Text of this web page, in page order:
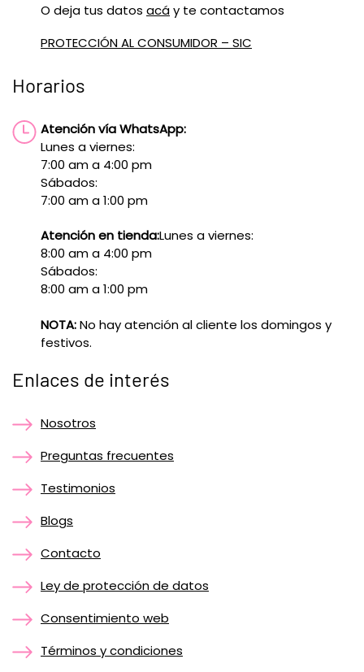
O deja tus datos acáy te contactamos
PROTECCIÓN AL CONSUMIDOR – SIC
Horarios
Atención vía WhatsApp:
Lunes a viernes:
7:00 am a 4:00 pm
Sábados:
7:00 am a 1:00 pm
Atención en tienda:Lunes a viernes:
8:00 am a 4:00 pm
Sábados:
8:00 am a 1:00 pm
NOTA:No hay atención al cliente los domingos y
festivos.
Enlaces de interés
Nosotros
Preguntas frecuentes
Testimonios
Blogs
Contacto
Ley de protección de datos
Consentimiento web
Términos y condiciones